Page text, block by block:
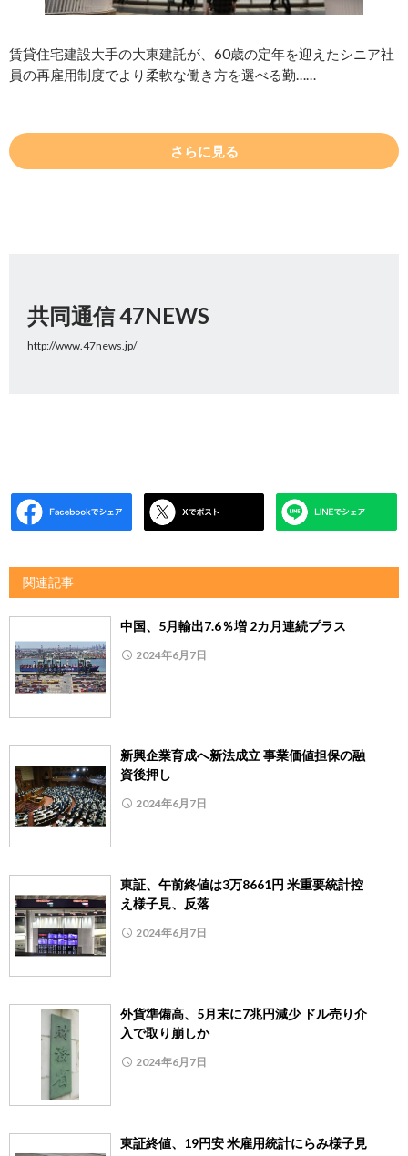
賃貸住宅建設大手の大東建託が、60歳の定年を迎えたシニア社
員の再雇用制度でより柔軟な働き方を選べる勤……
さらに見る
共同通信 47NEWS
http://www.47news.jp/
関連記事
中国、5月輸出7.6％増 2カ月連続プラス
2024年6月7日
新興企業育成へ新法成立 事業価値担保の融
資後押し
2024年6月7日
東証、午前終値は3万8661円 米重要統計控
え様子見、反落
2024年6月7日
外貨準備高、5月末に7兆円減少 ドル売り介
入で取り崩しか
2024年6月7日
東証終値、19円安 米雇用統計にらみ様子見